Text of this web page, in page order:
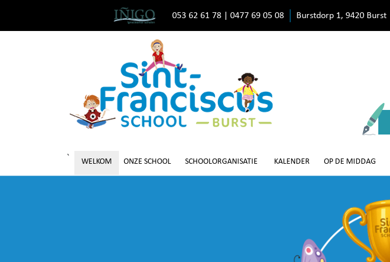
053 62 61 78 0477 69 05 08 Burstdorp 1, 9420 Burst
` WELKOM ONZE SCHOOL SCHOOLORGANISATIE KALENDER OP DE MIDDAG